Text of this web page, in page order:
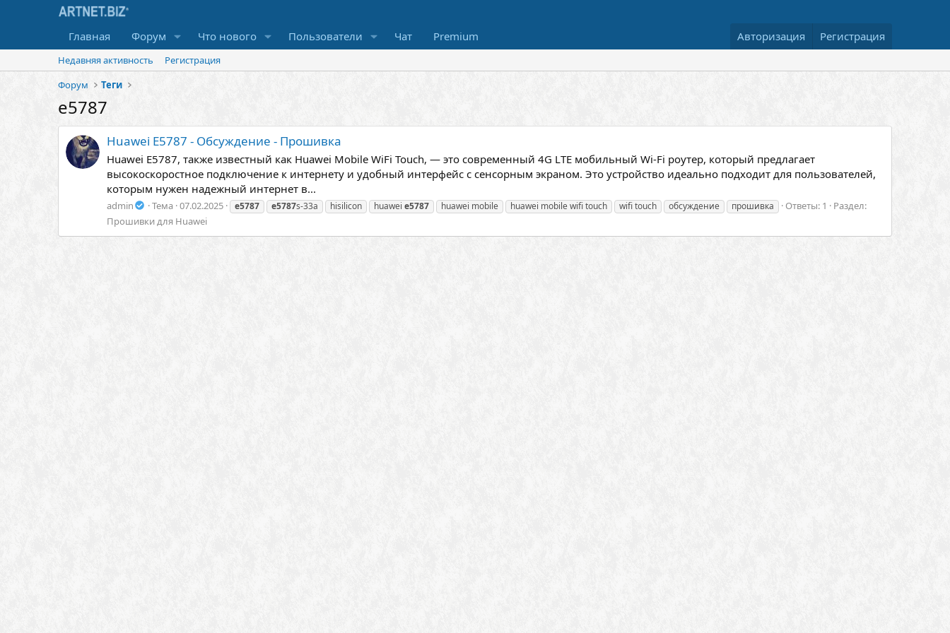
Главная Форум Что нового Пользователи Чат Premium Авторизация Регистрация
Недавняя активность
Регистрация
Форум
Теги
e5787
Huawei E5787 - Обсуждение - Прошивка
Huawei E5787, также известный как Huawei Mobile WiFi Touch, — это современный 4G LTE мобильный Wi-Fi роутер, который предлагает
высокоскоростное подключение к интернету и удобный интерфейс с сенсорным экраном. Это устройство идеально подходит для пользователей,
которым нужен надежный интернет в...
admin Тема 07.02.2025 e5787 e5787s-33a hisilicon huawei e5787 huawei mobile huawei mobile wifi touch wifi touch обсуждение прошивка Ответы: 1
Раздел:
Прошивки для Huawei